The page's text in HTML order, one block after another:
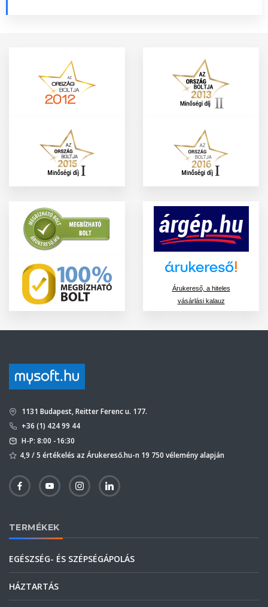
Árukereső, a hiteles
vásárlási kalauz
1131 Budapest, Reitter Ferenc u. 177.
+36 (1) 424 99 44
H-P: 8:00 -16:30
4,9 / 5 értékelés az Árukereső.hu-n 19 750 vélemény alapján
TERMÉKEK
EGÉSZSÉG- ÉS SZÉPSÉGÁPOLÁS
HÁZTARTÁS